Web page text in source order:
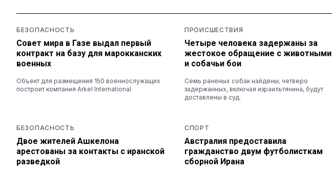
БЕЗОПАСНОСТЬ
Совет мира в Газе выдал первый
контракт на базу для марокканских
военных
Объект для размещения 150 военнослужащих
построит компания Arkel International
ПРОИСШЕСТВИЯ
Четыре человека задержаны за
жестокое обращение с животными
и собачьи бои
Семь раненых собак найдены; четверо
задержанных, включая израильтянина, будут
доставлены в суд.
БЕЗОПАСНОСТЬ
Двое жителей Ашкелона
арестованы за контакты с иранской
разведкой
СПОРТ
Австралия предоставила
гражданство двум футболисткам
сборной Ирана